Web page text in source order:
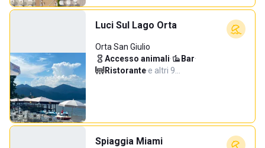
Luci Sul Lago Orta
Orta San Giulio
Accesso animali· Bar·
Ristorante·e altri 9…
Spiaggia Miami